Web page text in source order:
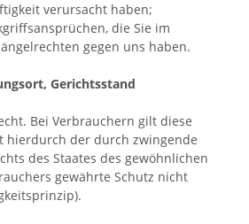
verursacht haben;
die Sie im
gegen uns haben.
Gerichtsstand
Bei Verbrauchern gilt diese
hierdurch der durch zwingende
des Staates des gewöhnlichen
gewährte Schutz nicht